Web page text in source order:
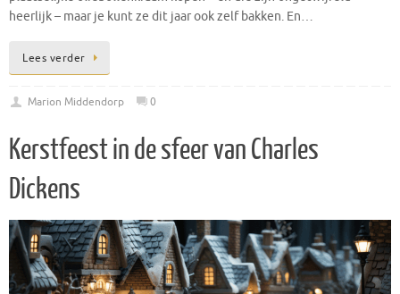
heerlijk – maar je kunt ze dit jaar ook zelf bakken. En…
Lees verder
Marion Middendorp 0
Kerstfeest in de sfeer van Charles
Dickens